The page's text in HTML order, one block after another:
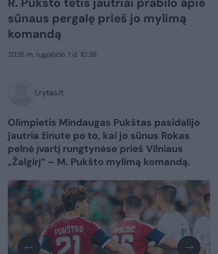
sūnaus pergalę prieš jo mylimą
komandą
2026 m. rugpjūčio 7 d. 10:36
Lrytas.lt
Olimpietis Mindaugas Pukštas pasidalijo
jautria žinute po to, kai jo sūnus Rokas
pelnė įvartį rungtynėse prieš Vilniaus
„Žalgirį“ – M. Pukšto mylimą komandą.